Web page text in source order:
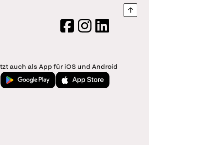
Nach oben springen
FacebookInstagram
LinkedIn
auch als App für iOS und Android
Jetzt bei Google PlayLaden im App Store